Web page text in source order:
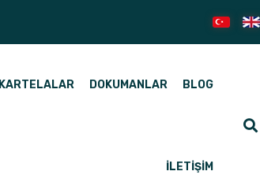
KARTELALAR DOKUMANLAR BLOG
İLETIŞIM